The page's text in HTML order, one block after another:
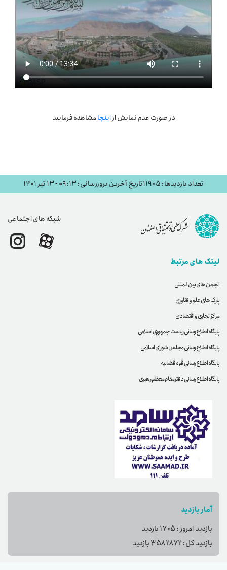
در صورت عدم نمایش ازاینجامشاهده فرمایید
تعداد بازدیدها: 11905 تاریخ آخرین بروزرسانی: ۰۹:۱۳ - ۱۳ تیر ۱۴۰۱
شبکه های اجتماعی
لینک های مرتبط
انجمن های بین المللی
پارک های علم و فناوری
مراکز تجاری و اقتصادی
پایگاه اطلاع رسانی ریاست جمهوری اسلامی
پایگاه اطلاع رسانی مجلس شورای اسلامی
پایگاه اطلاع رسانی قوه قضاییه
پایگاه اطلاع رسانی دفترمقام معظم رهبری
آمار بازدید
بازدید امروز :1705بازدید
بازدید کل:3582872بازدید